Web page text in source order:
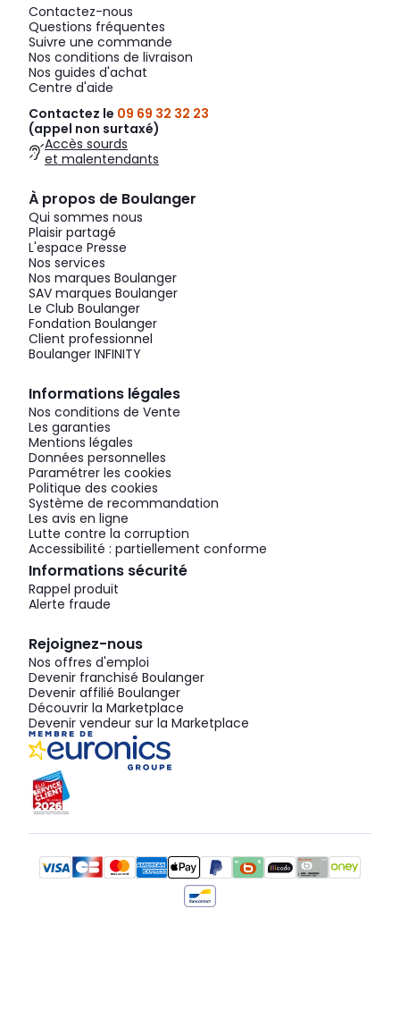
Contactez-nous
Questions fréquentes
Suivre une commande
Nos conditions de livraison
Nos guides d'achat
Centre d'aide
Contactez le 09 69 32 32 23
(appel non surtaxé)
Accès sourds
et malentendants
À propos de Boulanger
Qui sommes nous
Plaisir partagé
L'espace Presse
Nos services
Nos marques Boulanger
SAV marques Boulanger
Le Club Boulanger
Fondation Boulanger
Client professionnel
Boulanger INFINITY
Informations légales
Nos conditions de Vente
Les garanties
Mentions légales
Données personnelles
Paramétrer les cookies
Politique des cookies
Système de recommandation
Les avis en ligne
Lutte contre la corruption
Accessibilité : partiellement conforme
Informations sécurité
Rappel produit
Alerte fraude
Rejoignez-nous
Nos offres d'emploi
Devenir franchisé Boulanger
Devenir affilié Boulanger
Découvrir la Marketplace
Devenir vendeur sur la Marketplace